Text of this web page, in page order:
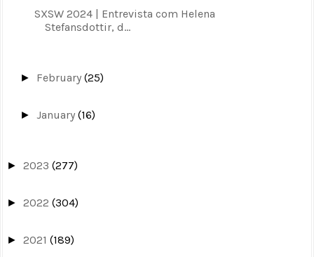
SXSW 2024 | Entrevista com Helena
Stefansdottir, d...
► February(25)
►January(16)
► 2023 (277)
► 2022 (304)
► 2021 (189)